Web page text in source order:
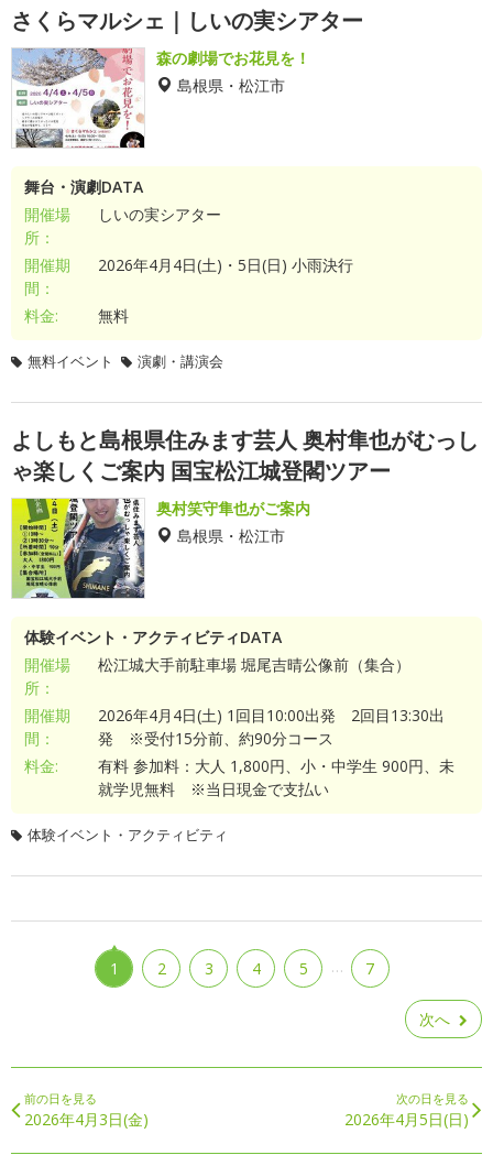
さくらマルシェ｜しいの実シアター
森の劇場でお花見を！
島根県・松江市
舞台・演劇DATA
開催場
所：
しいの実シアター
開催期
間：
2026年4月4日(土)・5日(日) 小雨決行
料金: 無料
無料イベント 演劇・講演会
よしもと島根県住みます芸人 奥村隼也がむっし
ゃ楽しくご案内 国宝松江城登閣ツアー
奥村笑守隼也がご案内
島根県・松江市
体験イベント・アクティビティDATA
開催場
所：
松江城大手前駐車場 堀尾吉晴公像前（集合）
開催期
間：
2026年4月4日(土) 1回目10:00出発 2回目13:30出
発 ※受付15分前、約90分コース
料金:
有料 参加料：大人 1,800円、小・中学生 900円、未
就学児無料 ※当日現金で支払い
体験イベント・アクティビティ
1 2 3 4 5 … 7
次へ
前の日を見る
2026年4月3日(金)
次の日を見る
2026年4月5日(日)